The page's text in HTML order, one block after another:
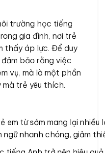
trường học tiếng
gia đình, nơi trẻ
thấy áp lực. Để duy
bảo rằng việc
vụ, mà là một phần
trẻ yêu thích.
em từ sớm mang lại
nhanh chóng, giảm